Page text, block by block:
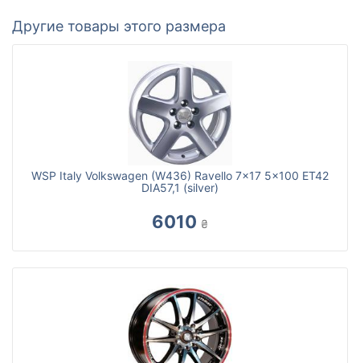
Другие товары этого размера
WSP Italy Volkswagen (W436) Ravello 7x17 5x100 ET42
DIA57,1 (silver)
6010 ₴